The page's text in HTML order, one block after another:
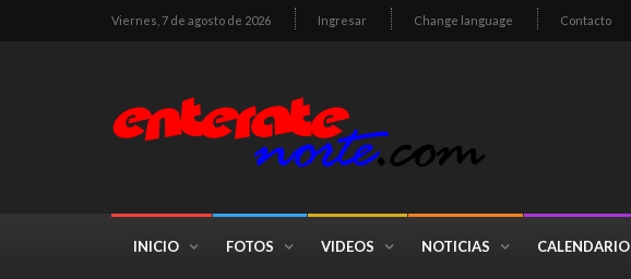
Viernes, 7 de agosto de 2026 Ingresar Change language Contacto
INICIO FOTOS VIDEOS NOTICIAS CALENDARIO